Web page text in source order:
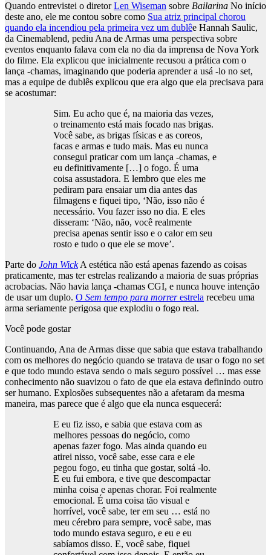
Quando entrevistei o diretorLen Wiseman sobre Bailarina No início
deste ano, ele me contou sobre como Sua atriz principal chorou
quando ela incendiou pela primeira vez um dublêe Hannah Saulic,
da Cinemablend, pediu Ana de Armas uma perspectiva sobre
eventos enquanto falava com ela no dia da imprensa de Nova York
do filme. Ela explicou que inicialmente recusou a prática com o
lança -chamas, imaginando que poderia aprender a usá -lo no set,
mas a equipe de dublês explicou que era algo que ela precisava para
se acostumar:
Sim. Eu acho que é, na maioria das vezes,
o treinamento está mais focado nas brigas.
Você sabe, as brigas físicas e as coreos,
facas e armas e tudo mais. Mas eu nunca
consegui praticar com um lança -chamas, e
eu definitivamente […] o fogo. É uma
coisa assustadora. E lembro que eles me
pediram para ensaiar um dia antes das
filmagens e fiquei tipo, ‘Não, isso não é
necessário. Vou fazer isso no dia. E eles
disseram: ‘Não, não, você realmente
precisa apenas sentir isso e o calor em seu
rosto e tudo o que ele se move’.
Parte do John WickA estética não está apenas fazendo as coisas
praticamente, mas ter estrelas realizando a maioria de suas próprias
acrobacias. Não havia lança -chamas CGI, e nunca houve intenção
de usar um duplo. O Sem tempo para morrerestrela recebeu uma
arma seriamente perigosa que explodiu o fogo real.
Você pode gostar
Continuando, Ana de Armas disse que sabia que estava trabalhando
com os melhores do negócio quando se tratava de usar o fogo no set
e que todo mundo estava sendo o mais seguro possível … mas esse
conhecimento não suavizou o fato de que ela estava definindo outro
ser humano. Explosões subsequentes não a afetaram da mesma
maneira, mas parece que é algo que ela nunca esquecerá:
E eu fiz isso, e sabia que estava com as
melhores pessoas do negócio, como
apenas fazer fogo. Mas ainda quando eu
atirei nisso, você sabe, esse cara e ele
pegou fogo, eu tinha que gostar, soltá -lo.
E eu fui embora, e tive que descompactar
minha coisa e apenas chorar. Foi realmente
emocional. É uma coisa tão visual e
horrível, você sabe, ter em seu … está no
meu cérebro para sempre, você sabe, mas
todo mundo estava seguro, e eu e eu
sabíamos disso. E, você sabe, fiquei